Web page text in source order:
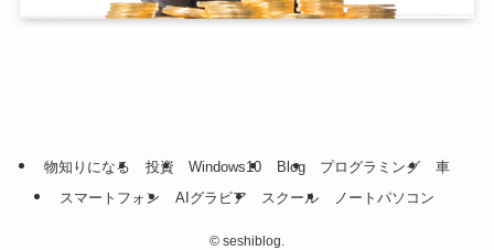
物知りになる 投資 Windows10 Blog プログラミング
車
スマートフォン
AIグラビア スクール ノートパソコン
© seshiblog.